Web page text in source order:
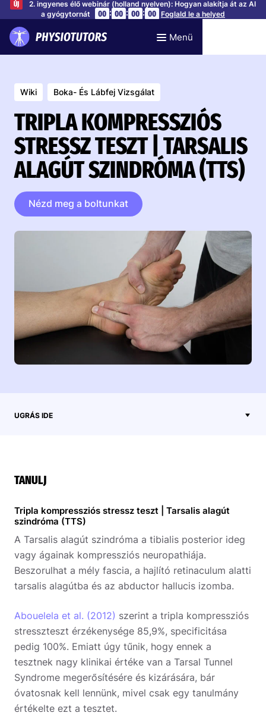
ÚJ
2. ingyenes élő webinár (holland nyelven): Hogyan alakítja át az AI
a gyógytornát
00 : 00 : 00 : 00 Foglald le a helyed
Menü
Wiki Boka- És Lábfej Vizsgálat
TRIPLA KOMPRESSZIÓS
STRESSZ TESZT | TARSALIS
ALAGÚT SZINDRÓMA (TTS)
Nézd meg a boltunkat
UGRÁS IDE
TANULJ
Tripla kompressziós stressz teszt | Tarsalis alagút
szindróma (TTS)
A Tarsalis alagút szindróma a tibialis posterior ideg
vagy ágainak kompressziós neuropathiája.
Beszorulhat a mély fascia, a hajlító retinaculum alatti
tarsalis alagútba és az abductor hallucis izomba.
Abouelela et al. (2012) szerint a tripla kompressziós
stresszteszt érzékenysége 85,9%, specificitása
pedig 100%. Emiatt úgy tűnik, hogy ennek a
tesztnek nagy klinikai értéke van a Tarsal Tunnel
Syndrome megerősítésére és kizárására, bár
óvatosnak kell lennünk, mivel csak egy tanulmány
értékelte ezt a tesztet.